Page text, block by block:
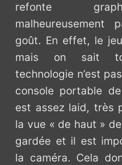
refonte
goût. En effet, le
mais on sait
technologie n’est
console portable
est assez laid, très
la vue « de haut »
gardée et il est
la caméra. Cela